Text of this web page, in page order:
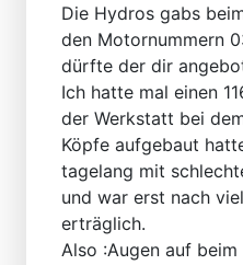
Die Hydros gabs
den Motornummern
dürfte der dir
Ich hatte mal einen
der Werkstatt bei
Köpfe aufgebaut
tagelang mit
und war erst nach
erträglich.
Also :Augen auf